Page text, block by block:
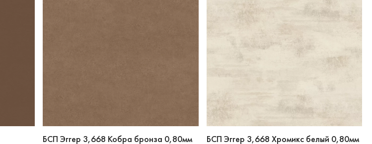
БСП Эггер 3,668 Кобра бронза 0,80мм БСП Эггер 3,668 Хромикс белый 0,80мм